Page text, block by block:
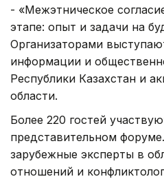
- «Межэтническое
этапе: опыт и задачи на
Организаторами
информации и
Республики Казахстан и
области.
Более 220 гостей
представительном
зарубежные эксперты в
отношений и